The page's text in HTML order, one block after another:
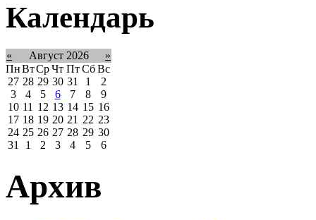
Календарь
« Август 2026
»
ПнВтСрЧт Пт Сб Вс
27 28 29 30 31 1
2
3
4 5 6 7 8
9
10 11 12 13 14 15 16
17 18 19 20 21 22 23
24 25 26 27 28 29 30
31
1 2 3 4 5 6
Архив